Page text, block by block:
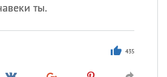
ты.
435